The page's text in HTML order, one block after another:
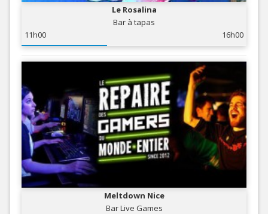
Le Rosalina
Bar à tapas
11h00
16h00
Meltdown Nice
Bar Live Games